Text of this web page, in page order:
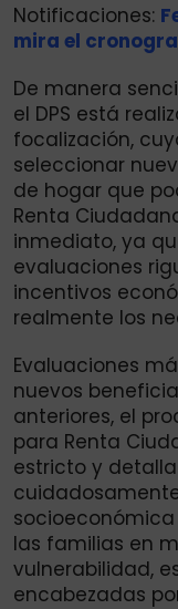
Notificaciones:
mira el
De manera
el DPS está
focalización,
seleccionar
de hogar que
Renta
inmediato, ya
evaluaciones
incentivos
realmente los
Evaluaciones
nuevos
anteriores, el
para Renta
estricto y
socioeconómica
las familias en
vulnerabilidad,
encabezadas